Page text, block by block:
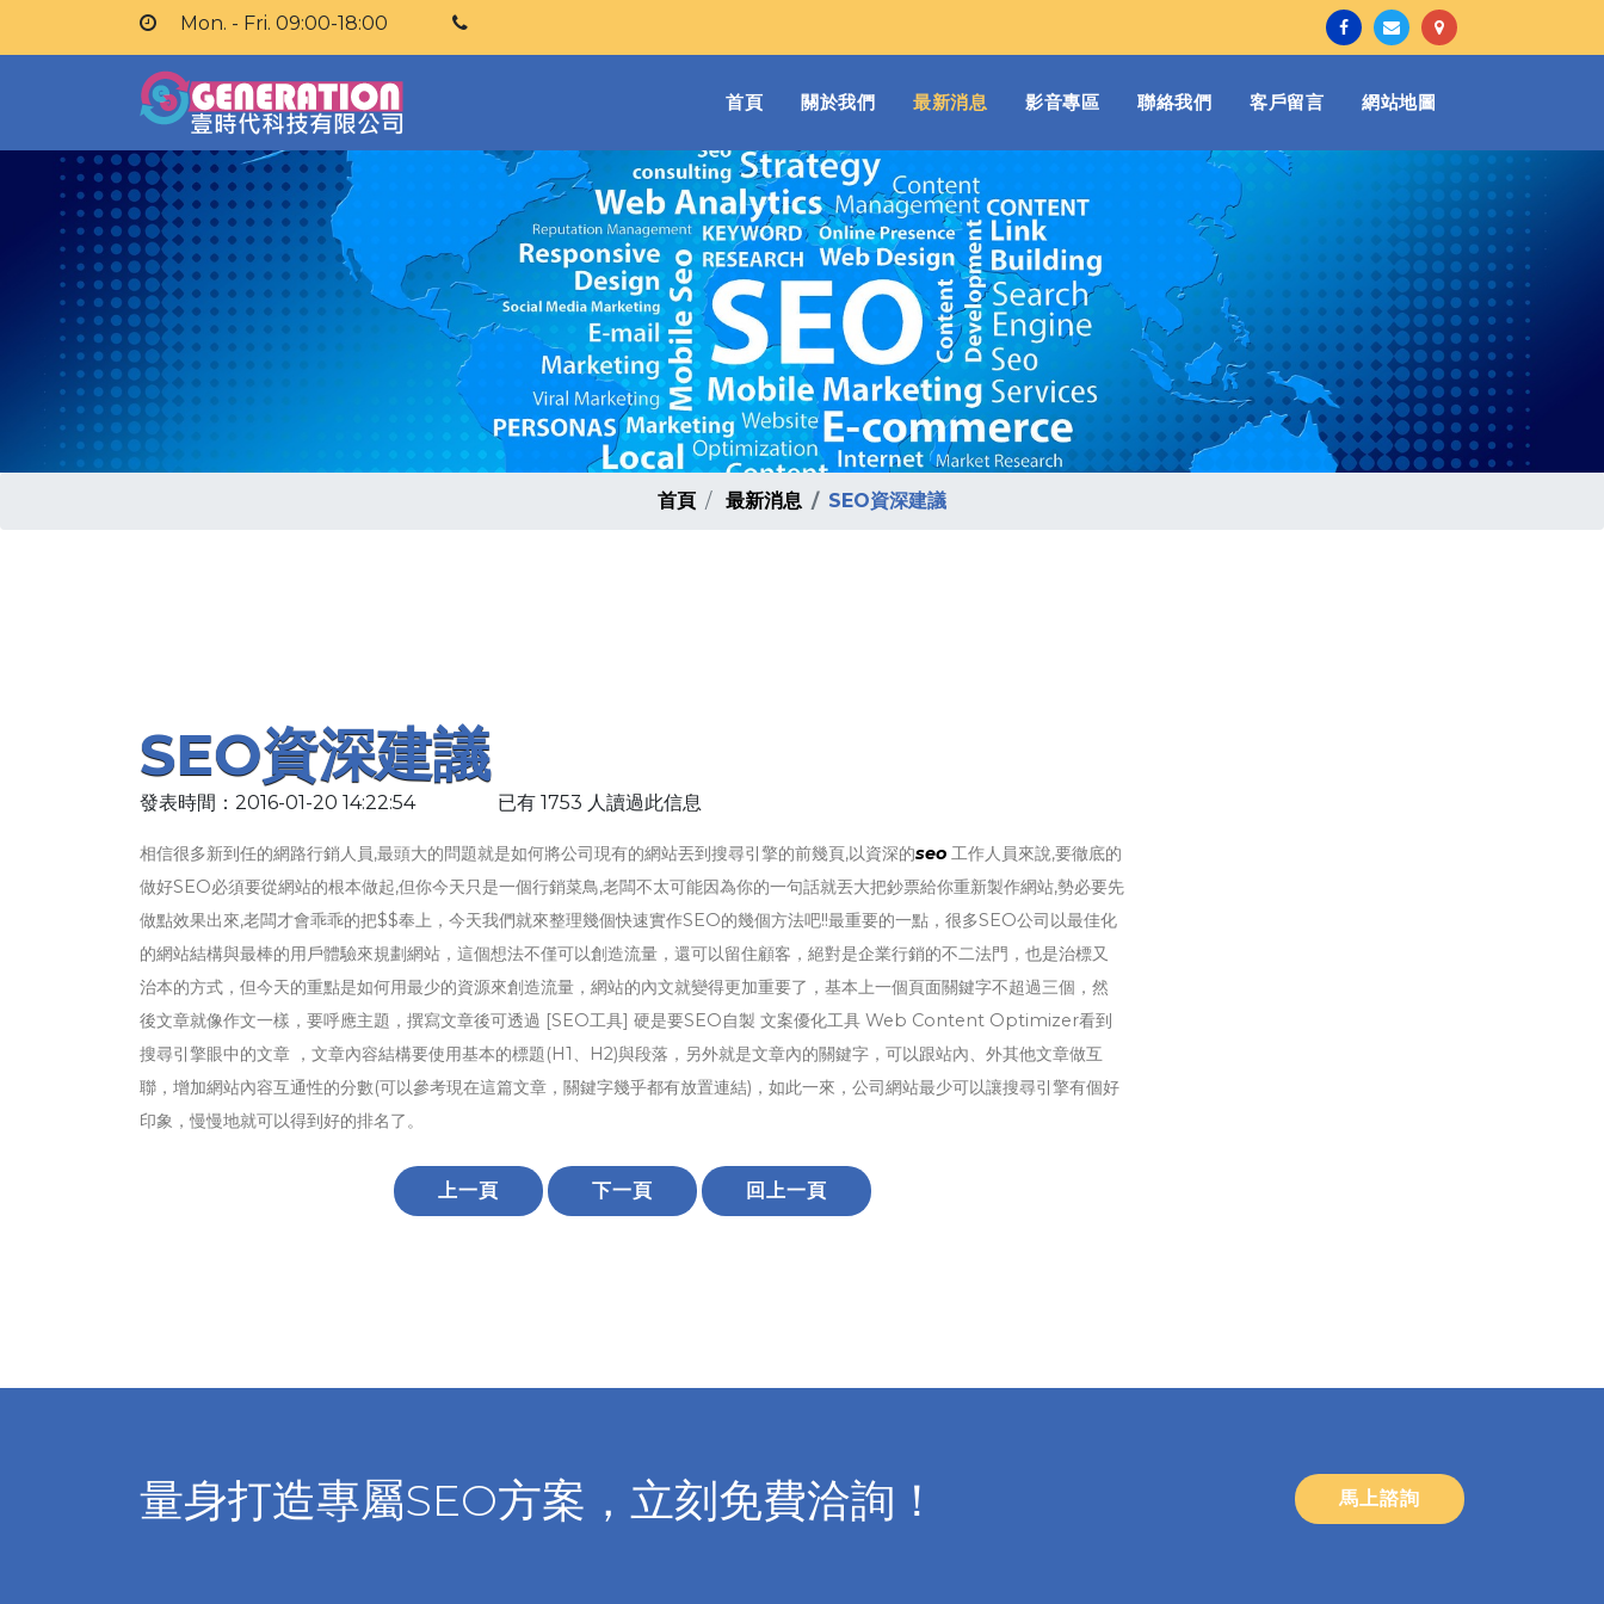
Mon. - Fri. 09:00-18:00
首頁(current)
關於我們 最新消息 影音專區 聯絡我們 客戶留言 網站地圖
首頁 最新消息 SEO資深建議
SEO資深建議
發表時間：2016-01-20 14:22:54 已有 1753 人讀過此信息
相信很多新到任的網路行銷人員,最頭大的問題就是如何將公司現有的網站丟到搜尋引擎的前幾頁,以資深的seo 工作人員來說,要徹底的
做好SEO必須要從網站的根本做起,但你今天只是一個行銷菜鳥,老闆不太可能因為你的一句話就丟大把鈔票給你重新製作網站,勢必要先
做點效果出來,老闆才會乖乖的把$$奉上，今天我們就來整理幾個快速實作SEO的幾個方法吧!!最重要的一點，很多SEO公司以最佳化
的網站結構與最棒的用戶體驗來規劃網站，這個想法不僅可以創造流量，還可以留住顧客，絕對是企業行銷的不二法門，也是治標又
治本的方式，但今天的重點是如何用最少的資源來創造流量，網站的內文就變得更加重要了，基本上一個頁面關鍵字不超過三個，然
後文章就像作文一樣，要呼應主題，撰寫文章後可透過 [SEO工具] 硬是要SEO自製 文案優化工具 Web Content Optimizer看到
搜尋引擎眼中的文章 ，文章內容結構要使用基本的標題(H1、H2)與段落，另外就是文章內的關鍵字，可以跟站內、外其他文章做互
聯，增加網站內容互通性的分數(可以參考現在這篇文章，關鍵字幾乎都有放置連結)，如此一來，公司網站最少可以讓搜尋引擎有個好
印象，慢慢地就可以得到好的排名了。
上一頁 下一頁 回上一頁
量身打造專屬SEO方案，立刻免費洽詢！ 馬上諮詢